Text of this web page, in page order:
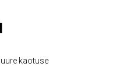
kaotuse